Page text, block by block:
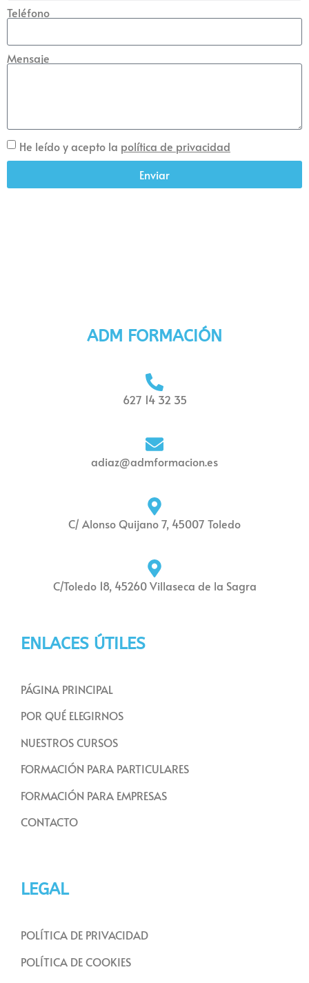
Teléfono
Mensaje
He leído y acepto la política de privacidad
Enviar
ADM FORMACIÓN
627 14 32 35
adiaz@admformacion.es
C/ Alonso Quijano 7, 45007 Toledo
C/Toledo 18, 45260 Villaseca de la Sagra
ENLACES ÚTILES
PÁGINA PRINCIPAL
POR QUÉ ELEGIRNOS
NUESTROS CURSOS
FORMACIÓN PARA PARTICULARES
FORMACIÓN PARA EMPRESAS
CONTACTO
LEGAL
POLÍTICA DE PRIVACIDAD
POLÍTICA DE COOKIES